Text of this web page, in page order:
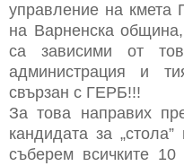
управление на кмета
на Варненска
са зависими от
администрация и
свързан с ГЕРБ!!!
За това направих
кандидата за
съберем всичките